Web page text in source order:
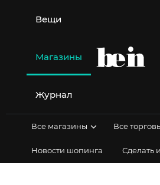
содержимому
Вещи
Магазины
Журнал
Все магазины Все
Новости шопинга Сделать